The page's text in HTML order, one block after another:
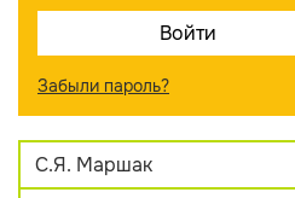
Забыли пароль?
С.Я. Маршак